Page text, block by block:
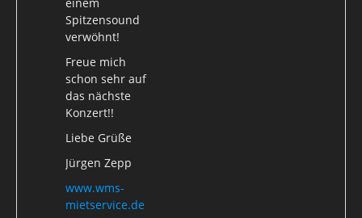
Spitzensound
verwöhnt!
Freue mich
schon sehr auf
das nächste
Konzert!!
Liebe Grüße
Jürgen Zepp
www.wms-
mietservice.de